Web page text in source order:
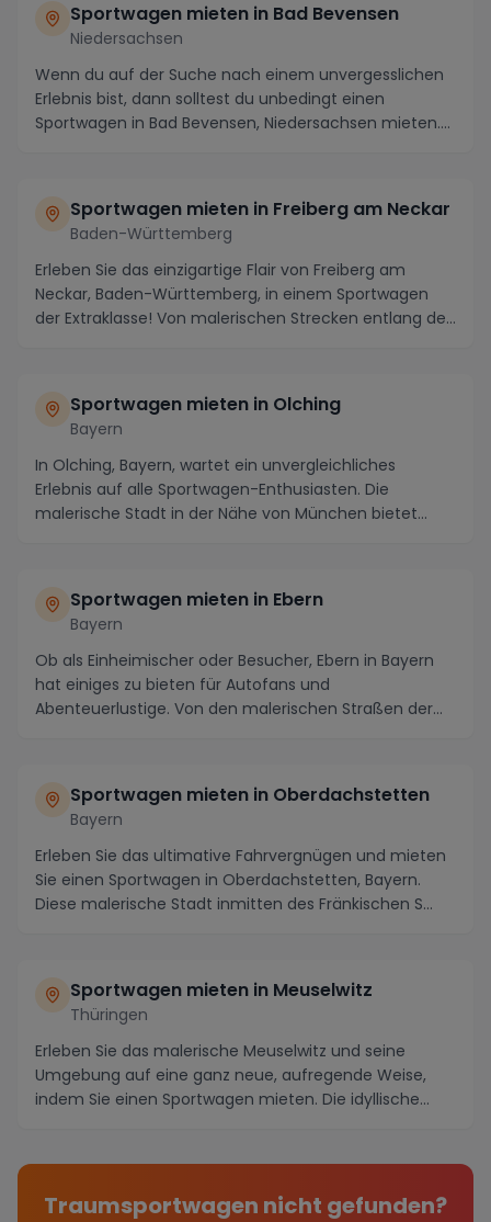
Sportwagen mieten in Bad Bevensen
Niedersachsen
Wenn du auf der Suche nach einem unvergesslichen
Erlebnis bist, dann solltest du unbedingt einen
Sportwagen in Bad Bevensen, Niedersachsen mieten.
Sportwagen mieten in Freiberg am Neckar
Baden-Württemberg
Erleben Sie das einzigartige Flair von Freiberg am
Neckar, Baden-Württemberg, in einem Sportwagen
der Extraklasse! Von malerischen Strecken entlang de...
Sportwagen mieten in Olching
Bayern
In Olching, Bayern, wartet ein unvergleichliches
Erlebnis auf alle Sportwagen-Enthusiasten. Die
malerische Stadt in der Nähe von München bietet
Sportwagen mieten in Ebern
Bayern
Ob als Einheimischer oder Besucher, Ebern in Bayern
hat einiges zu bieten für Autofans und
Abenteuerlustige. Von den malerischen Straßen der
Sportwagen mieten in Oberdachstetten
Bayern
Erleben Sie das ultimative Fahrvergnügen und mieten
Sie einen Sportwagen in Oberdachstetten, Bayern.
Diese malerische Stadt inmitten des Fränkischen S...
Sportwagen mieten in Meuselwitz
Thüringen
Erleben Sie das malerische Meuselwitz und seine
Umgebung auf eine ganz neue, aufregende Weise,
indem Sie einen Sportwagen mieten. Die idyllische
Traumsportwagen nicht gefunden?